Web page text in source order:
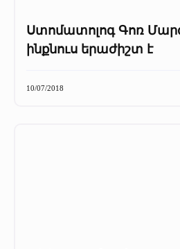
Ստոմատոլոգ Գոռ
ինքնուս երաժիշտ է
10/07/2018